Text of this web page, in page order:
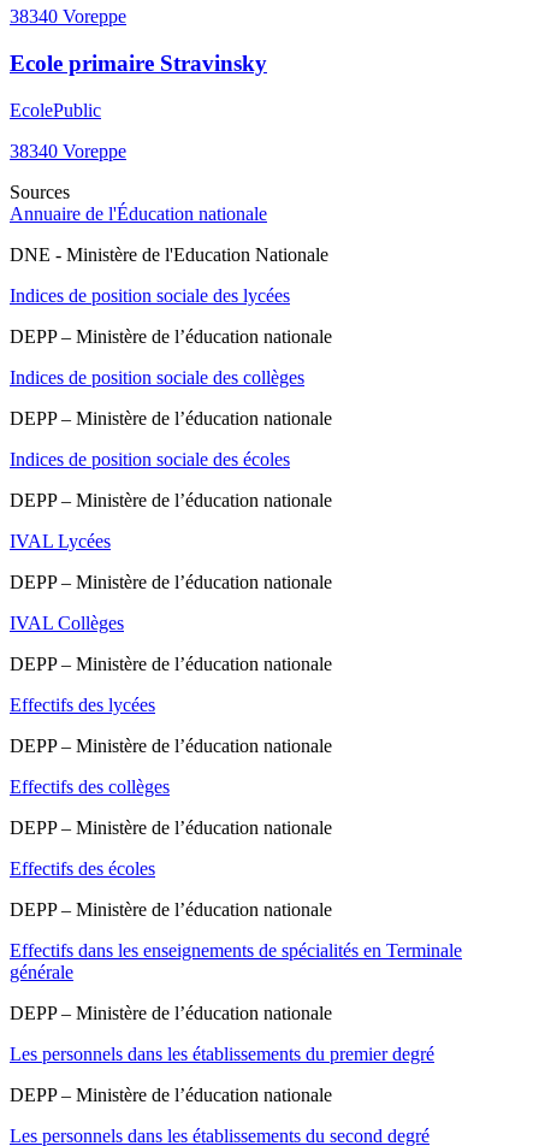
38340 Voreppe
Ecole primaire Stravinsky
EcolePublic
38340 Voreppe
Sources
Annuaire de l'Éducation nationale
DNE - Ministère de l'Education Nationale
Indices de position sociale des lycées
DEPP – Ministère de l’éducation nationale
Indices de position sociale des collèges
DEPP – Ministère de l’éducation nationale
Indices de position sociale des écoles
DEPP – Ministère de l’éducation nationale
IVAL Lycées
DEPP – Ministère de l’éducation nationale
IVAL Collèges
DEPP – Ministère de l’éducation nationale
Effectifs des lycées
DEPP – Ministère de l’éducation nationale
Effectifs des collèges
DEPP – Ministère de l’éducation nationale
Effectifs des écoles
DEPP – Ministère de l’éducation nationale
Effectifs dans les enseignements de spécialités en Terminale
générale
DEPP – Ministère de l’éducation nationale
Les personnels dans les établissements du premier degré
DEPP – Ministère de l’éducation nationale
Les personnels dans les établissements du second degré